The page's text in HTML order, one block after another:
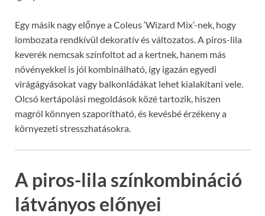
Egy másik nagy előnye a Coleus ‘Wizard Mix’-nek, hogy
lombozata rendkívül dekoratív és változatos. A piros-lila
keverék nemcsak színfoltot ad a kertnek, hanem más
növényekkel is jól kombinálható, így igazán egyedi
virágágyásokat vagy balkonládákat lehet kialakítani vele.
Olcsó kertápolási megoldások közé tartozik, hiszen
magról könnyen szaporítható, és kevésbé érzékeny a
környezeti stresszhatásokra.
A piros-lila színkombináció
látványos előnyei